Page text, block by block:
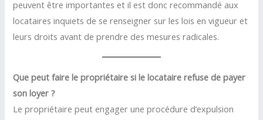
peuvent être importantes et il est donc recommandé aux
locataires inquiets de se renseigner sur les lois en vigueur et
leurs droits avant de prendre des mesures radicales.
Que peut faire le propriétaire si le locataire refuse de payer
son loyer ?
Le propriétaire peut engager une procédure d’expulsion